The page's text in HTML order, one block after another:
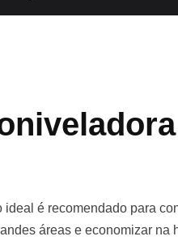
é recomendado para
áreas e economizar na